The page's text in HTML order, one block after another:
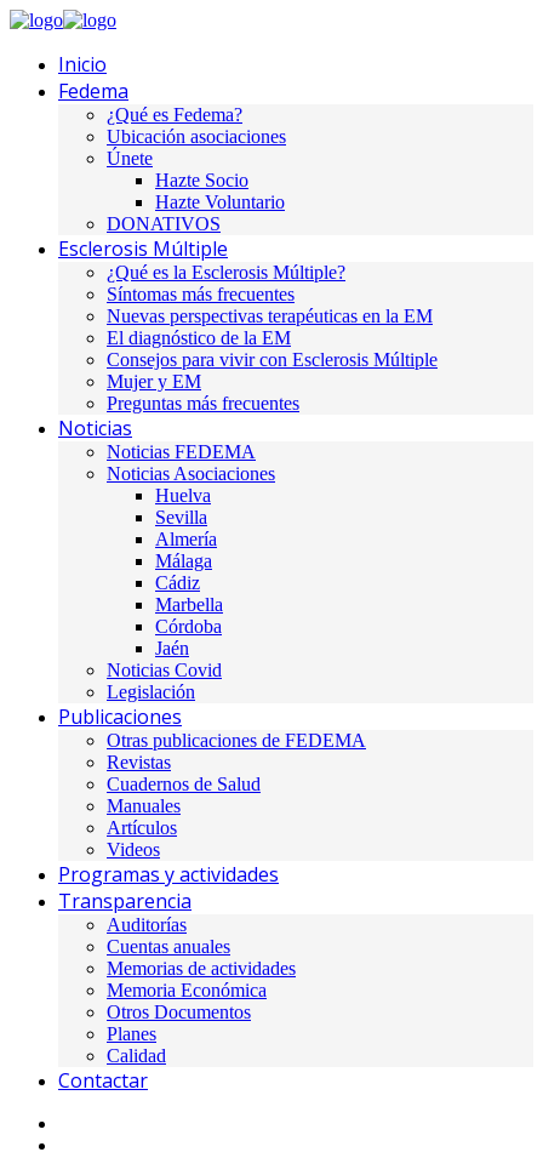
Inicio
Fedema
¿Qué es Fedema?
Ubicación asociaciones
Únete
Hazte Socio
Hazte Voluntario
DONATIVOS
Esclerosis Múltiple
¿Qué es la Esclerosis Múltiple?
Síntomas más frecuentes
Nuevas perspectivas terapéuticas en la EM
El diagnóstico de la EM
Consejos para vivir con Esclerosis Múltiple
Mujer y EM
Preguntas más frecuentes
Noticias
Noticias FEDEMA
Noticias Asociaciones
Huelva
Sevilla
Almería
Málaga
Cádiz
Marbella
Córdoba
Jaén
Noticias Covid
Legislación
Publicaciones
Otras publicaciones de FEDEMA
Revistas
Cuadernos de Salud
Manuales
Artículos
Videos
Programas y actividades
Transparencia
Auditorías
Cuentas anuales
Memorias de actividades
Memoria Económica
Otros Documentos
Planes
Calidad
Contactar